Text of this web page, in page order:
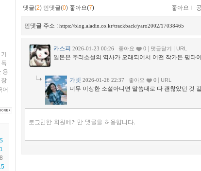
기
독
용
장
어
1
8
댓글(2) 먼댓글(0) 좋아요(7) 좋아요 ｌ
먼댓글 주소 : https://blog.aladin.co.kr/trackback/yaro2002/17038465
카스피 2026-01-23 00:26 좋아요 0 댓글달기 URL
일본은 추리소설의 역사가 오래되어서 어떤 작가든 평타
가넷 2026-01-26 22:37 좋아요 0 URL
너무 이상한 소설아니면 말씀대로 다 괜찮았던 것